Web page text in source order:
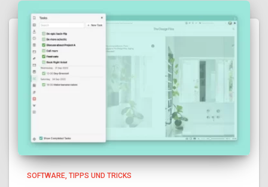
SOFTWARE TIPPS UND TRICKS